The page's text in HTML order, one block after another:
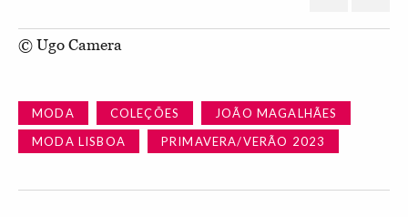
© Ugo Camera
MODA COLEÇÕES
JOÃO MAGALHÃES
MODA LISBOA
PRIMAVERA/VERÃO 2023